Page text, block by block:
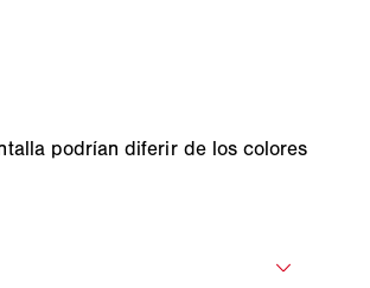
podrían diferir de los colores